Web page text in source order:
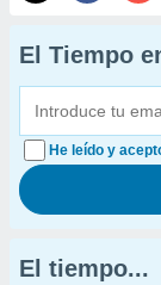
El Tiempo
He leído y
El tiempo...